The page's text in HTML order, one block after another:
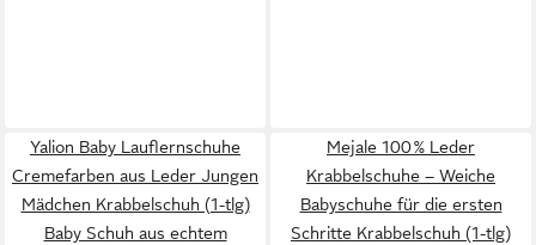
Yalion Baby Lauflernschuhe
Cremefarben aus Leder Jungen
Mädchen Krabbelschuh (1-tlg)
Baby Schuh aus echtem
Mejale 100 % Leder
Krabbelschuhe – Weiche
Babyschuhe für die ersten
Schritte Krabbelschuh (1-tlg)